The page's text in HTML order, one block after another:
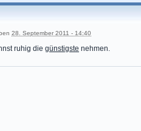
28. September 2011 - 14:40
ruhig die günstigste nehmen.